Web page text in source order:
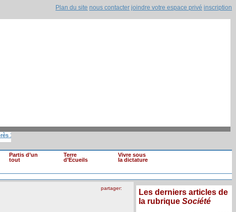
Plan du site nous contacter joindre votre espace privé inscription
ans de loyaux (...)
Partis d’un
tout
Terre
d’Ecueils
Vivre sous
la dictature
Les derniers articles de
la rubrique Société
partager: